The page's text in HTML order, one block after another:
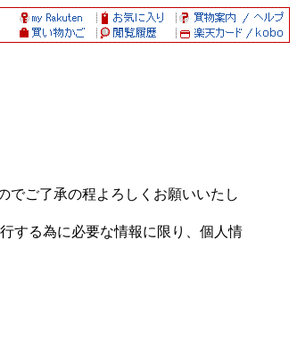
でご了承の程よろしくお願いいたし
する為に必要な情報に限り、個人情